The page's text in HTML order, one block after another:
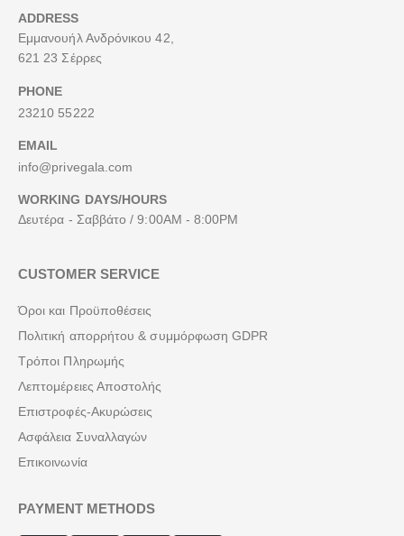
ADDRESS
Εμμανουήλ Ανδρόνικου 42,
621 23 Σέρρες
PHONE
23210 55222
EMAIL
info@privegala.com
WORKING DAYS/HOURS
Δευτέρα - Σαββάτο / 9:00AM - 8:00PM
CUSTOMER SERVICE
Όροι και Προϋποθέσεις
Πολιτική απορρήτου & συμμόρφωση GDPR
Τρόποι Πληρωμής
Λεπτομέρειες Αποστολής
Επιστροφές-Ακυρώσεις
Ασφάλεια Συναλλαγών
Επικοινωνία
PAYMENT METHODS